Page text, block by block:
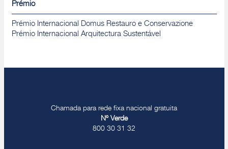
Prémio
Prémio Internacional Domus Restauro e Conservazione
Prémio Internacional Arquitectura Sustentável
Chamada para rede fixa nacional gratuita
Nº Verde
800 30 31 32